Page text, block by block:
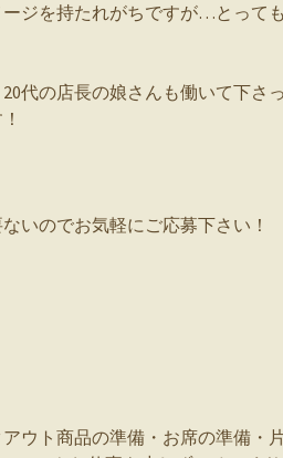
ジを持たれがちですが…とって
代の店長の娘さんも働いて下さ
いのでお気軽にご応募下さい！
ウト商品の準備・お席の準備・